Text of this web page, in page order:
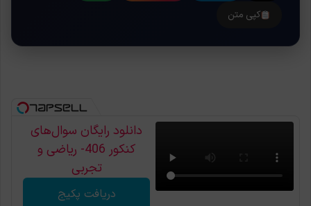
کپی متن
دانلود رایگان سوال‌های
کنکور 406- ریاضی و
تجربی
دریافت پکیج